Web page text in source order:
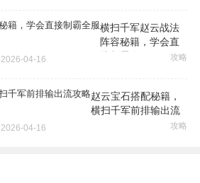
横扫千军赵云战法
阵容秘籍，学会直
2026-04-16 攻略
赵云宝石搭配秘籍，
横扫千军前排输出流
2026-04-16 攻略